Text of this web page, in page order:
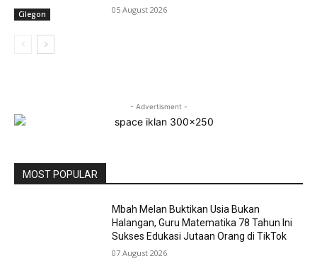
Cilegon 05 August 2026
- Advertisment -
MOST POPULAR
Mbah Melan Buktikan Usia Bukan
Halangan, Guru Matematika 78 Tahun Ini
Sukses Edukasi Jutaan Orang di TikTok
07 August 2026